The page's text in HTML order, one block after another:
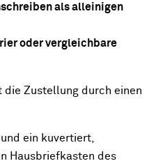
als alleinigen
oder vergleichbare
Zustellung durch einen
ein kuvertiert,
Hausbriefkasten des